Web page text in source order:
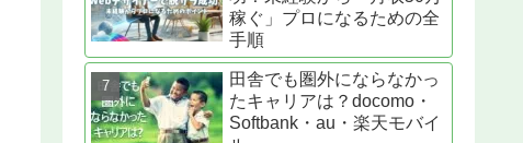
稼ぐ」プロになるための全
手順
田舎でも圏外にならなかっ
たキャリアは？docomo・
Softbank・au・楽天モバイ